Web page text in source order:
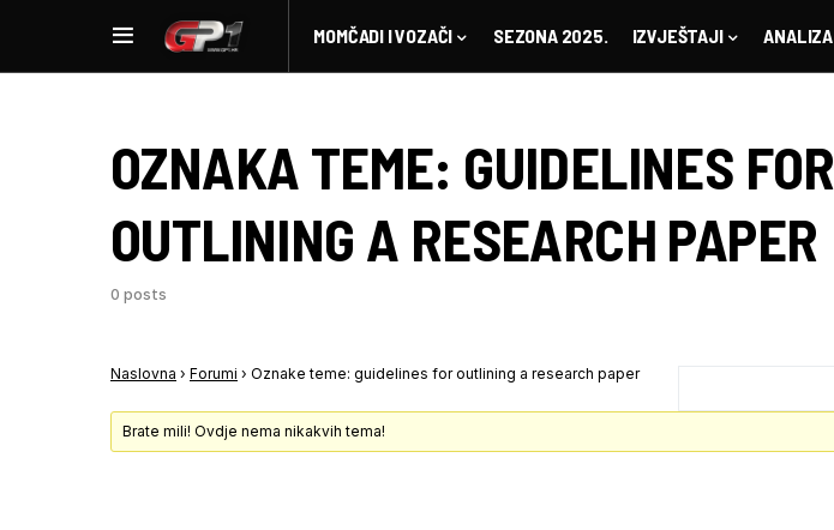
MOMČADI I VOZAČI SEZONA 2025. IZVJEŠTAJI ANALIZA
OZNAKA TEME: GUIDELINES FOR
OUTLINING A RESEARCH PAPER
0 posts
Naslovna › Forumi › Oznake teme: guidelines for outlining a research paper
Brate mili! Ovdje nema nikakvih tema!